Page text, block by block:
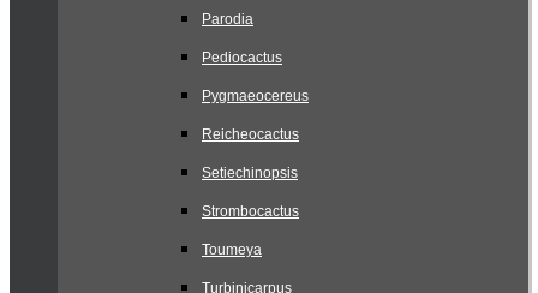
Parodia
Pediocactus
Pygmaeocereus
Reicheocactus
Setiechinopsis
Strombocactus
Toumeya
Turbinicarpus